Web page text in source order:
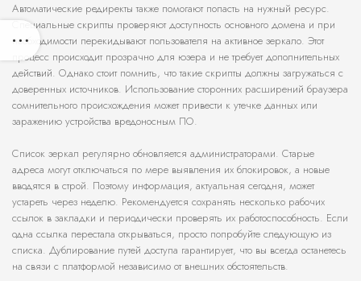
Автоматические редиректы также помогают попасть на нужный ресурс.
Специальные скрипты проверяют доступность основного домена и при
необходимости перекидывают пользователя на активное зеркало. Этот
процесс происходит прозрачно для юзера и не требует дополнительных
действий. Однако стоит помнить, что такие скрипты должны загружаться с
доверенных источников. Использование сторонних расширений браузера
сомнительного происхождения может привести к утечке данных или
заражению устройства вредоносным ПО.
Список зеркал регулярно обновляется администраторами. Старые
адреса могут отключаться по мере выявления их блокировок, а новые
вводятся в строй. Поэтому информация, актуальная сегодня, может
устареть через неделю. Рекомендуется сохранять несколько рабочих
ссылок в закладки и периодически проверять их работоспособность. Если
одна ссылка перестала открываться, просто попробуйте следующую из
списка. Дублирование путей доступа гарантирует, что вы всегда останетесь
на связи с платформой независимо от внешних обстоятельств.